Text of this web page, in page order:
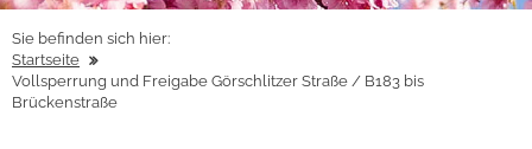
Sie befinden sich hier:
Startseite
Vollsperrung und Freigabe Görschlitzer Straße / B183 bis
Brückenstraße